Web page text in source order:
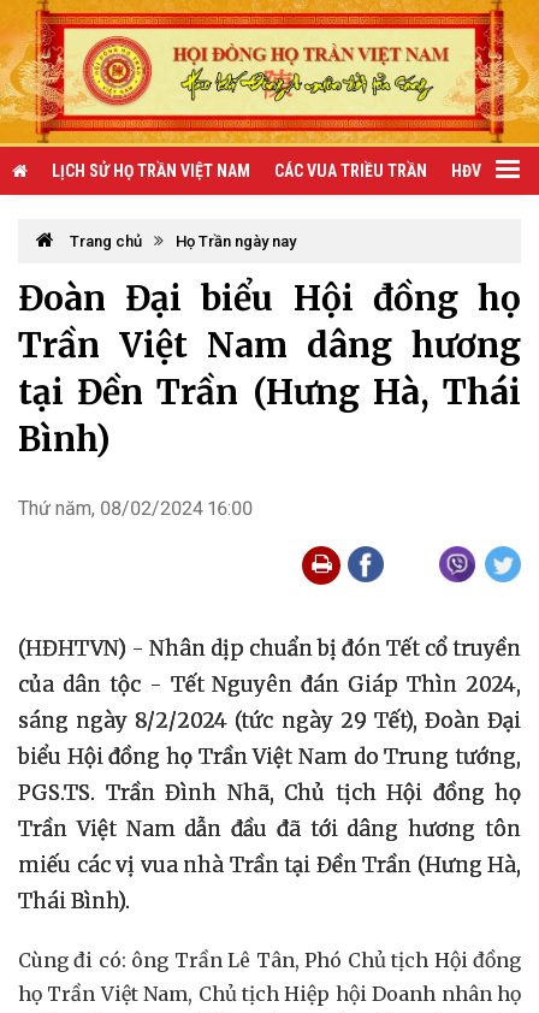
LỊCH SỬ HỌ TRẦN VIỆT NAM CÁC VUA TRIỀU TRẦN HĐV TRẦN
Trang chủ Họ Trần ngày nay
Đoàn Đại biểu Hội đồng họ
Trần Việt Nam dâng hương
tại Đền Trần (Hưng Hà, Thái
Bình)
Thứ năm, 08/02/2024 16:00
(HĐHTVN) - Nhân dịp chuẩn bị đón Tết cổ truyền
của dân tộc - Tết Nguyên đán Giáp Thìn 2024,
sáng ngày 8/2/2024 (tức ngày 29 Tết), Đoàn Đại
biểu Hội đồng họ Trần Việt Nam do Trung tướng,
PGS.TS. Trần Đình Nhã, Chủ tịch Hội đồng họ
Trần Việt Nam dẫn đầu đã tới dâng hương tôn
miếu các vị vua nhà Trần tại Đền Trần (Hưng Hà,
Thái Bình).
Cùng đi có: ông Trần Lê Tân, Phó Chủ tịch Hội đồng
họ Trần Việt Nam, Chủ tịch Hiệp hội Doanh nhân họ